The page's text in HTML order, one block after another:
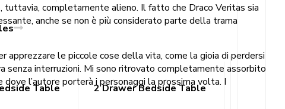
Table 2 Drawer Bedside Table
tuttavia, completamente alieno. Il fatto che Draco Veritas sia
anche se non è più considerato parte della trama
le piccole cose della vita, come la gioia di perdersi
senza interruzioni. Mi sono ritrovato completamente assorbito
l’autore porterà i personaggi la prossima volta. I